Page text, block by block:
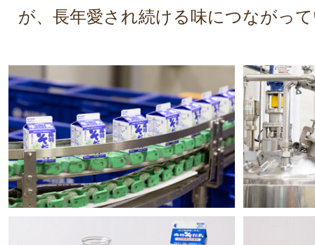
が、長年愛され続ける味につながっ